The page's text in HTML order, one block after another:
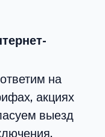
на
акциях
выезд